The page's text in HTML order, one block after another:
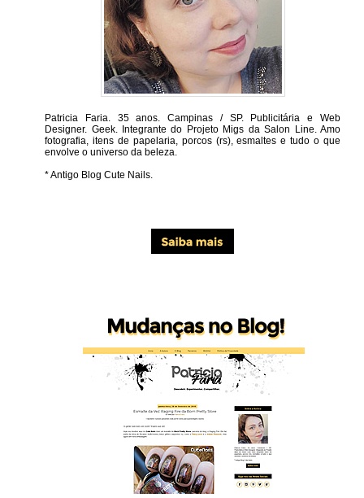
Patricia Faria. 35 anos. Campinas / SP. Publicitária e Web
Designer. Geek. Integrante do Projeto Migs da Salon Line. Amo
fotografia, itens de papelaria, porcos (rs), esmaltes e tudo o que
envolve o universo da beleza.
* Antigo Blog Cute Nails.